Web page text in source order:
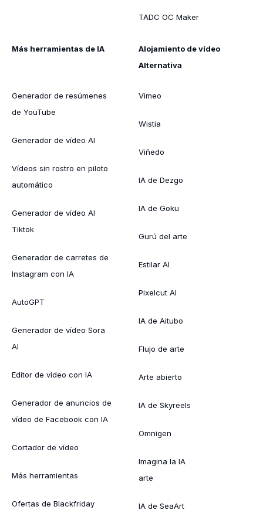
TADC OC Maker
Más herramientas de IA
Generador de resúmenes
de YouTube
Generador de vídeo AI
Vídeos sin rostro en piloto
automático
Generador de vídeo AI
Tiktok
Generador de carretes de
Instagram con IA
AutoGPT
Generador de vídeo Sora
AI
Editor de vídeo con IA
Generador de anuncios de
vídeo de Facebook con IA
Cortador de vídeo
Más herramientas
Ofertas de Blackfriday
Alojamiento de vídeo
Alternativa
Vimeo
Wistia
Viñedo
IA de Dezgo
IA de Goku
Gurú del arte
Estilar AI
Pixelcut AI
IA de Aitubo
Flujo de arte
Arte abierto
IA de Skyreels
Omnigen
Imagina la IA
arte
IA de SeaArt